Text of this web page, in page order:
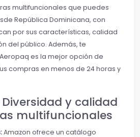
multifuncionales que puedes
República Dominicana, con
por sus características, calidad
del público. Además, te
es la mejor opción de
compras en menos de 24 horas y
y calidad
multifuncionales
Amazon ofrece un catálogo